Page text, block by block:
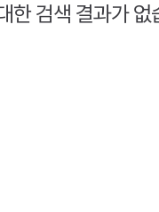
한 검색 결과가 없